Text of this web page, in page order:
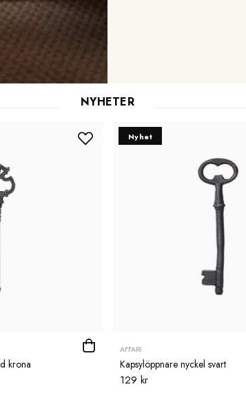
NYHETER
krona
Nyhet
AFFARI
Kapsylöppnare nyckel svart
129 kr